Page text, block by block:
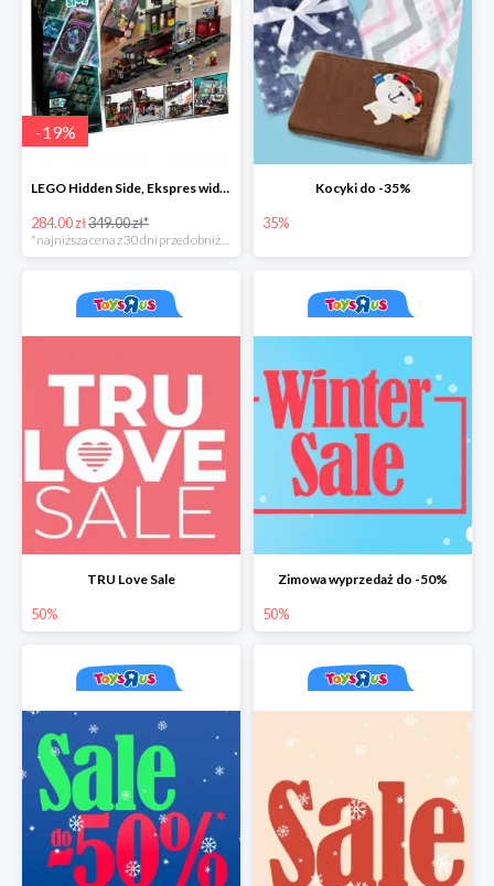
-19%
LEGO Hidden Side, Ekspres widmo
284.00 zł349.00 zł*
*najniższa cena z 30 dni przed obniżką
Kocyki do -35%
35%
TRU Love Sale
50%
Zimowa wyprzedaż do -50%
50%